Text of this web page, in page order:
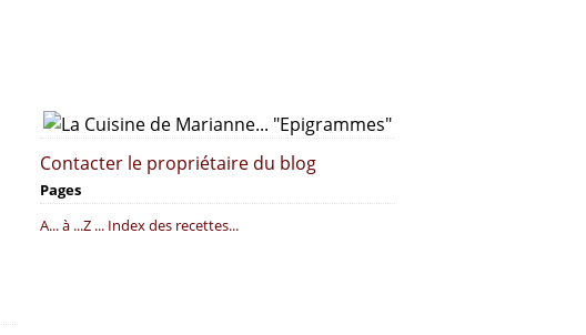
Contacter le propriétaire du blog
Pages
A... à ...Z ... Index des recettes...